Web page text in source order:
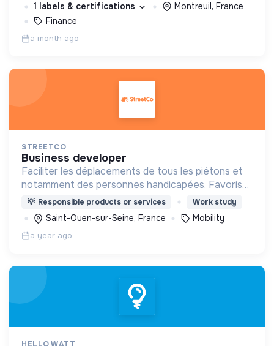
1 labels & certifications
Montreuil, France
Finance
a month ago
STREETCO
business developer
Faciliter les déplacements de tous les piétons et
notamment des personnes handicapées. Favoriser
et simplifier l'engagement citoyen en France.
💡 Responsible products or services Work study
Saint-Ouen-sur-Seine, France Mobility
a year ago